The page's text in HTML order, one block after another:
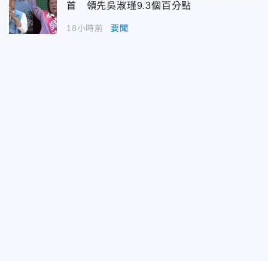
首 領先吳淑瑾9.3個百分點
18小時前 要聞